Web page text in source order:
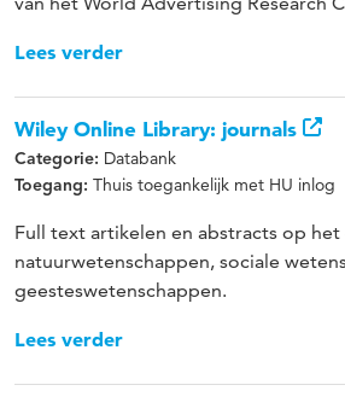
Lees verder
Wiley Online Library: journals
Categorie: Databank
Toegang: Thuis toegankelijk met HU inlog
Full text artikelen en abstracts op het
natuurwetenschappen, sociale
geesteswetenschappen.
Lees verder